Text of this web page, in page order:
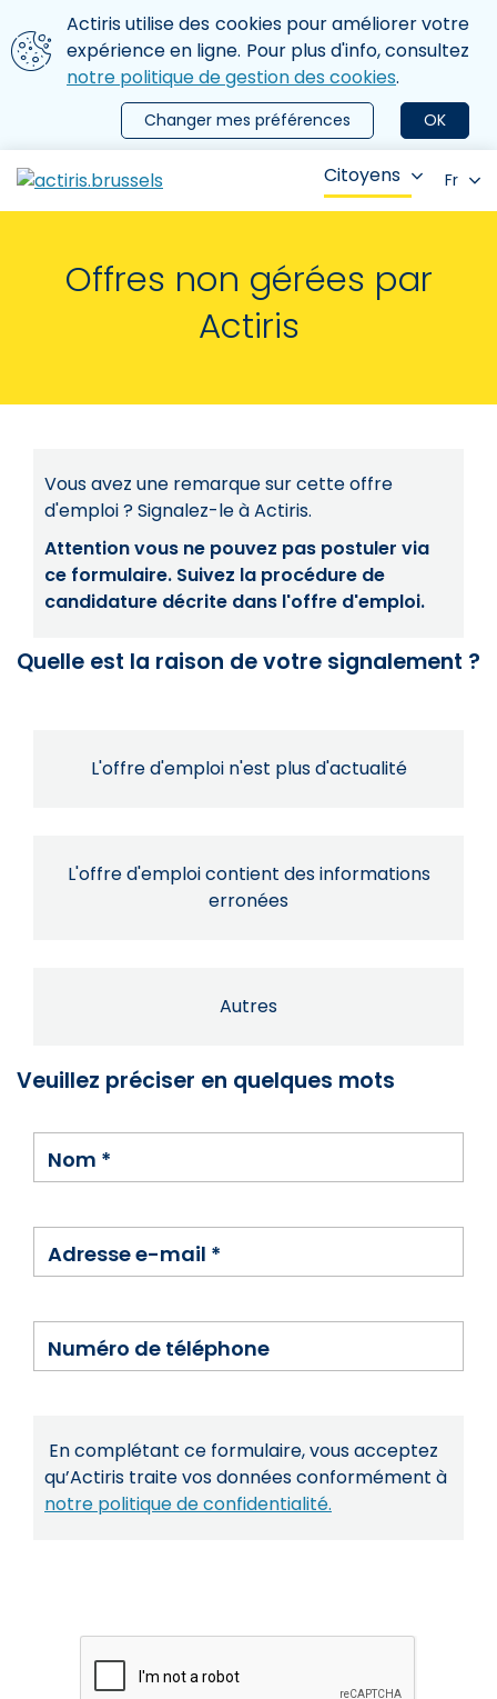
Aller au contenu principal
Nous utilisons des cookies
Actiris utilise des cookies pour améliorer votre
expérience en ligne. Pour plus d'info, consultez
notre politique de gestion des cookies.
OK
Changer mes préférences
le menu
Citoyens Fr
Offres non gérées par
Actiris
Vous avez une remarque sur cette offre
d'emploi ? Signalez-le à Actiris.
Attention vous ne pouvez pas postuler via
ce formulaire. Suivez la procédure de
candidature décrite dans l'offre d'emploi.
Quelle est la raison de votre signalement ?
L'offre d'emploi n'est plus d'actualité
L'offre d'emploi contient des informations
erronées
Autres
Veuillez préciser en quelques mots
Nom *
Adresse e-mail *
Numéro de téléphone
En complétant ce formulaire, vous acceptez
qu’Actiris traite vos données conformément à
notre politique de confidentialité.